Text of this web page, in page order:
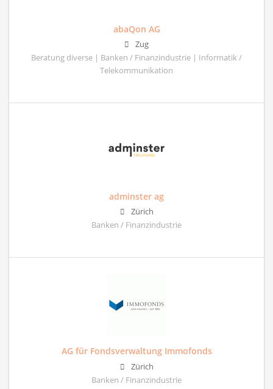
abaQon AG
Zug
Beratung diverse | Banken / Finanzindustrie | Informatik /
Telekommunikation
adminster ag
Zürich
Banken / Finanzindustrie
AG für Fondsverwaltung Immofonds
Zürich
Banken / Finanzindustrie